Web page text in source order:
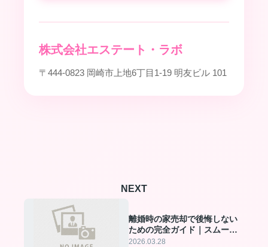
株式会社エステート・ラボ
〒444-0823 岡崎市上地6丁目1-19 明友ビル 101
NEXT
離婚時の家売却で後悔しない
ための完全ガイド｜スムーズ
な財産分与と高額売却のポイ
2026.03.28